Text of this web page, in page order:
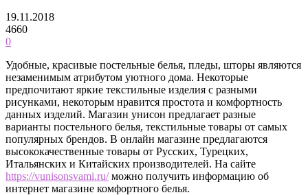
19.11.2018
4660
0
Удобные, красивые постельные белья, пледы, шторы являются
незаменимым атрибутом уютного дома. Некоторые
предпочитают яркие текстильные изделия с разными
рисунками, некоторым нравится простота и комфортность
данных изделий. Магазин унисон предлагает разные
варианты постельного белья, текстильные товары от самых
популярных брендов. В онлайн магазине предлагаются
высококачественные товары от Русских, Турецких,
Итальянских и Китайских производителей. На сайте
https://vunisonsvami.ru/можно получить информацию об
интернет магазине комфортного белья.